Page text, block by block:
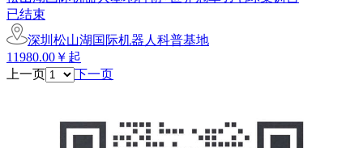
已结束
深圳松山湖国际机器人科普基地
11980.00￥起
上一页
下一页